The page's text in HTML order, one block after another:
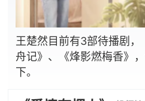
王楚然目前有3部待播剧
舟记》、《烽影燃梅香》
下。